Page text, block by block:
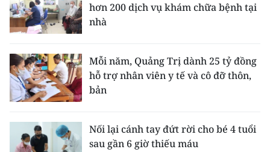
hơn 200 dịch vụ khám chữa bệnh tại
nhà
Mỗi năm, Quảng Trị dành 25 tỷ đồng
hỗ trợ nhân viên y tế và cô đỡ thôn,
bản
Nối lại cánh tay đứt rời cho bé 4 tuổi
sau gần 6 giờ thiếu máu